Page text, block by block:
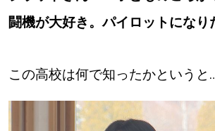
闘機が大好き。パイロットになり
この高校は何で知ったかというと